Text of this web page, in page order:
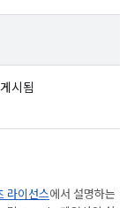
시됨
라이선스에서 설명하는